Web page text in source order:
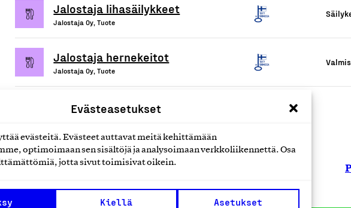
Evästeasetukset
evästeitä. Evästeet auttavat meitä kehittämään
optimoimaan sen sisältöjä ja analysoimaan verkkoliikennettä. Osa
jotta sivut toimisivat oikein.
Kiellä Asetukset
Jalostaja lihasäilykkeet
Jalostaja Oy, Tuote
Jalostaja hernekeitot
Jalostaja Oy, Tuote
tai